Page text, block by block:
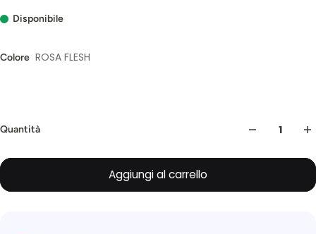
Disponibile
Colore ROSA FLESH
Quantità
Aggiungi al carrello